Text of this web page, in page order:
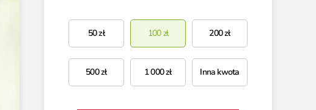
50zł 100zł 200zł
500zł 1 000zł Inna kwota